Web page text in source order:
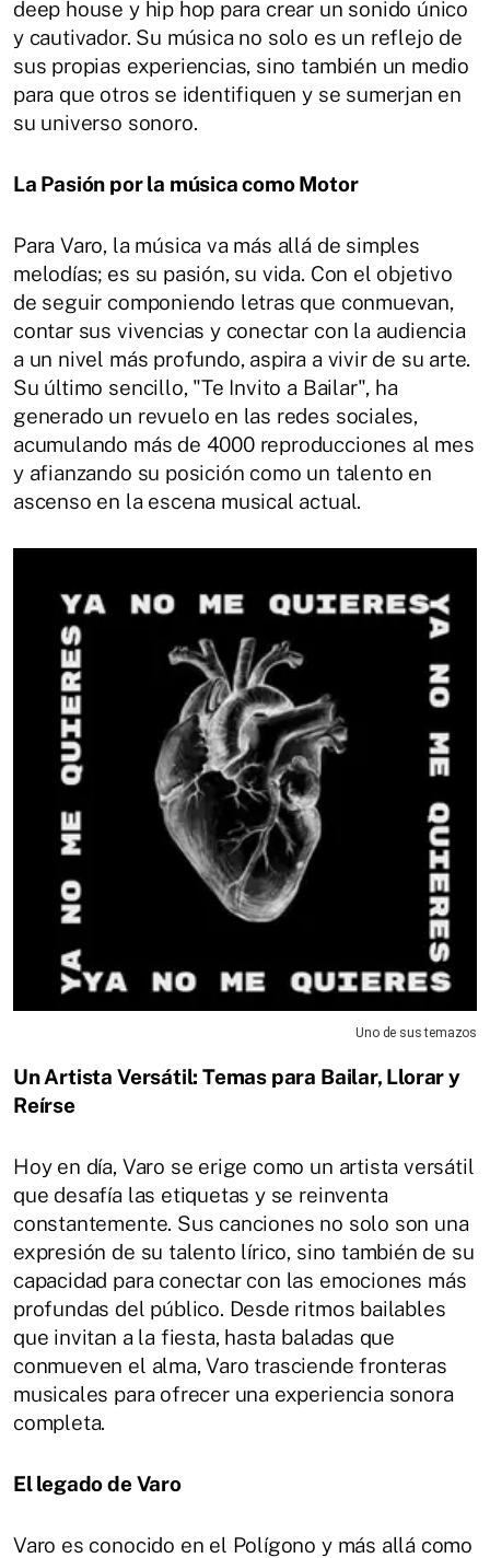
deep house y hip hop para crear un sonido único
y cautivador. Su música no solo es un reflejo de
sus propias experiencias, sino también un medio
para que otros se identifiquen y se sumerjan en
su universo sonoro.
La Pasión por la música como Motor
Para Varo, la música va más allá de simples
melodías; es su pasión, su vida. Con el objetivo
de seguir componiendo letras que conmuevan,
contar sus vivencias y conectar con la audiencia
a un nivel más profundo, aspira a vivir de su arte.
Su último sencillo, "Te Invito a Bailar", ha
generado un revuelo en las redes sociales,
acumulando más de 4000 reproducciones al mes
y afianzando su posición como un talento en
ascenso en la escena musical actual.
Uno de sus temazos
Un Artista Versátil: Temas para Bailar, Llorar y
Reírse
Hoy en día, Varo se erige como un artista versátil
que desafía las etiquetas y se reinventa
constantemente. Sus canciones no solo son una
expresión de su talento lírico, sino también de su
capacidad para conectar con las emociones más
profundas del público. Desde ritmos bailables
que invitan a la fiesta, hasta baladas que
conmueven el alma, Varo trasciende fronteras
musicales para ofrecer una experiencia sonora
completa.
El legado de Varo
Varo es conocido en el Polígono y más allá como